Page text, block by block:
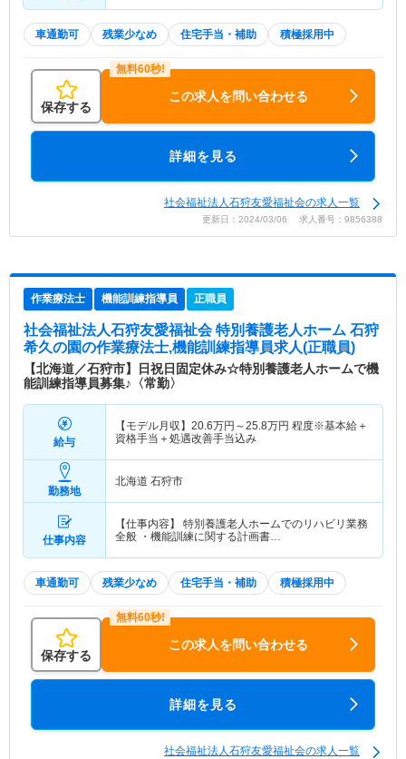
車通勤可 残業少なめ 住宅手当・補助 積極採用中
保存する
この求人を問い合わせる
詳細を見る
社会福祉法人石狩友愛福祉会の求人一覧
更新日：2024/03/06 求人番号：9856388
作業療法士 機能訓練指導員 正職員
社会福祉法人石狩友愛福祉会 特別養護老人ホーム 石狩
希久の園の作業療法士,機能訓練指導員求人(正職員)
【北海道／石狩市】日祝日固定休み☆特別養護老人ホームで機
能訓練指導員募集♪〈常勤〉
給与
【モデル月収】 20.6万円～25.8万円 程度※基本給＋
資格手当＋処遇改善手当込み
勤務地
北海道 石狩市
仕事内容
【仕事内容】 特別養護老人ホームでのリハビリ業務
全般 ・機能訓練に関する計画書…
車通勤可 残業少なめ 住宅手当・補助 積極採用中
保存する
この求人を問い合わせる
詳細を見る
社会福祉法人石狩友愛福祉会の求人一覧